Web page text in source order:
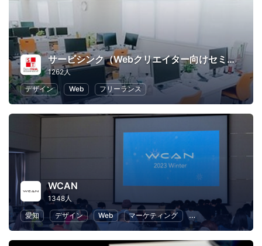
サービシンク（Webクリエイター向けセミナー）
1262人
デザイン
Web フリーランス
WCAN
1348人
愛知
デザイン Web マーケティング プログラミング